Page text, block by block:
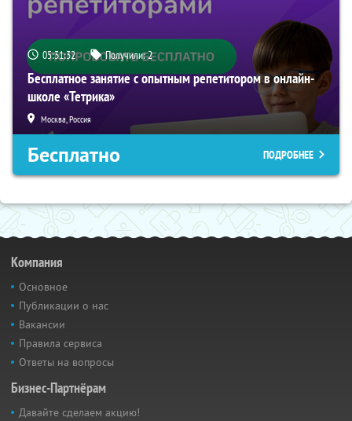
05:31:32 Получили:2
Бесплатное занятие с опытным репетитором в онлайн-
школе «Тетрика»
Москва, Россия
Бесплатно ПОДРОБНЕЕ
Компания
Основное
Публикации о нас
Вакансии
Правила сервиса
Ответы на вопросы
Бизнес-Партнёрам
Давайте сделаем акцию!